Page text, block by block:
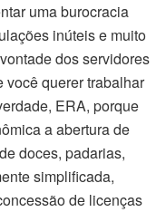
uma burocracia
inúteis e muito
dos servidores
você querer trabalhar
ERA, porque
a abertura de
doces, padarias,
simplificada,
de licenças